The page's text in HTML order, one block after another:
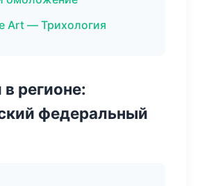
Art — Трихология
регионе:
федеральный